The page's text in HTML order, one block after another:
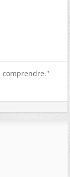
comprendre."